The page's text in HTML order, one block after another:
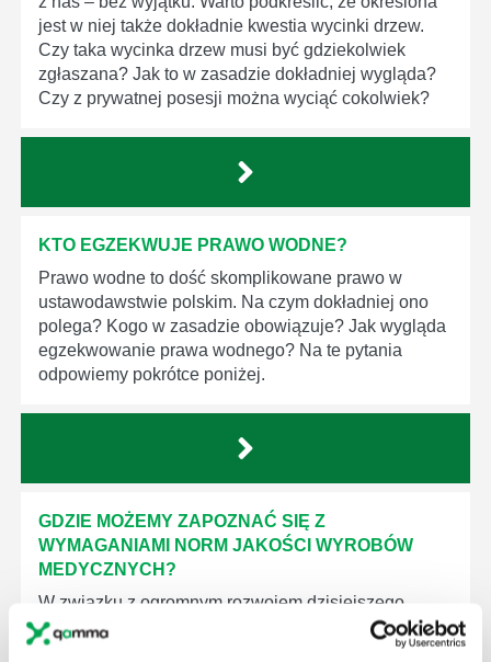
jest w niej także dokładnie kwestia wycinki drzew.
Czy taka wycinka drzew musi być gdziekolwiek
zgłaszana? Jak to w zasadzie dokładniej wygląda?
Czy z prywatnej posesji można wyciąć cokolwiek?
KTO EGZEKWUJE PRAWO WODNE?
Prawo wodne to dość skomplikowane prawo w
ustawodawstwie polskim. Na czym dokładniej ono
polega? Kogo w zasadzie obowiązuje? Jak wygląda
egzekwowanie prawa wodnego? Na te pytania
odpowiemy pokrótce poniżej.
GDZIE MOŻEMY ZAPOZNAĆ SIĘ Z
WYMAGANIAMI NORM JAKOŚCI WYROBÓW
MEDYCZNYCH?
W związku z ogromnym rozwojem dzisiejszego
społeczeństwa wprowadzane jest coraz więcej reguł,
które mają za zadanie poprawić poszczególne